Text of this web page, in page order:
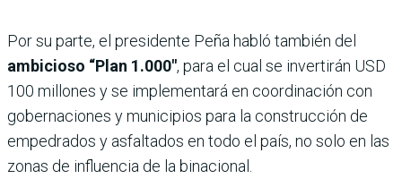
Por su parte, el presidente Peña habló también del
ambicioso “Plan 1.000″, para el cual se invertirán USD
100 millones y se implementará en coordinación con
gobernaciones y municipios para la construcción de
empedrados y asfaltados en todo el país, no solo en las
zonas de influencia de la binacional.